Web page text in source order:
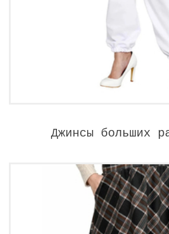
Джинсы больших